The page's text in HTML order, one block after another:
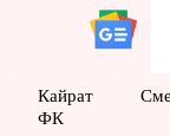
Кайрат
ФК